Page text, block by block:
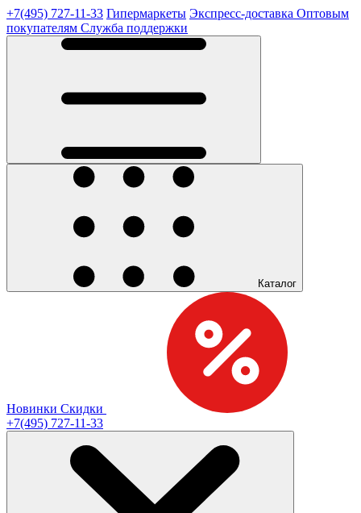
+7(495) 727-11-33 Гипермаркеты Экспресс-доставка Оптовым
покупателям Служба поддержки
Каталог
Новинки Скидки
+7(495) 727-11-33